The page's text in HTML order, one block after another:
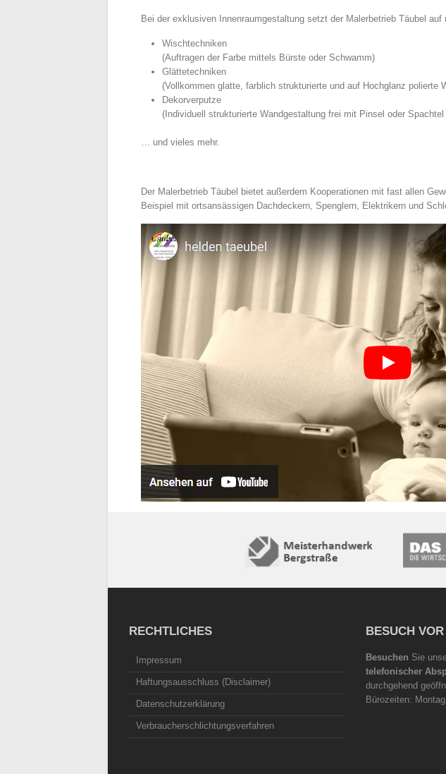
Bei der exklusiven Innenraumgestaltung setzt der Malerbetrieb Täubel auf
Wischtechniken
(Auftragen der Farbe mittels Bürste oder Schwamm)
Glättetechniken
(Vollkommen glatte, farblich strukturierte und auf Hochglanz polierte
Dekorverputze
(Individuell strukturierte Wandgestaltung frei mit Pinsel oder
… und vieles mehr.
Der Malerbetrieb Täubel bietet außerdem Kooperationen mit fast allen
Beispiel mit ortsansässigen Dachdeckern, Spenglern, Elektrikern und
RECHTLICHES
Impressum
Haftungsausschluss (Disclaimer)
Datenschutzerklärung
Verbraucherschlichtungsverfahren
BESUCH
Besuchen Sie
telefonischer
durchgehend
Bürozeiten: